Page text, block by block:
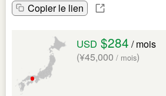
Copier le lien
USD $284 / mois
(¥45,000 / mois)